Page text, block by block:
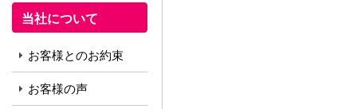
当社について
お客様とのお約束
お客様の声